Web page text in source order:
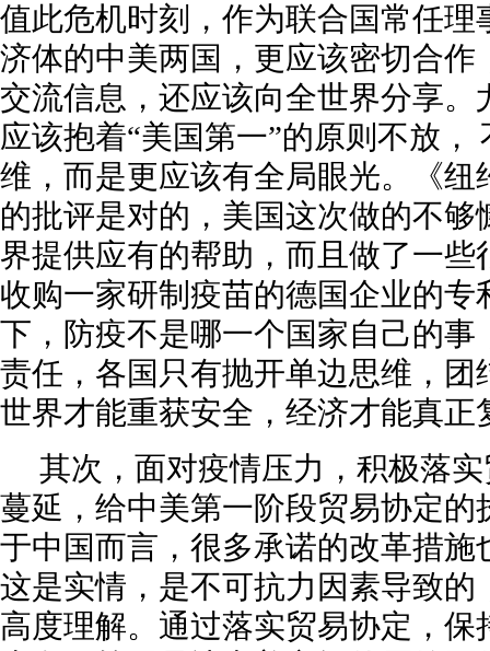
值此危机时刻，作为联合国常任理
济体的中美两国，更应该密切合作
交流信息，还应该向全世界分享。
应该抱着“美国第一”的原则不放，
维，而是更应该有全局眼光。《纽
的批评是对的，美国这次做的不够
界提供应有的帮助，而且做了一些
收购一家研制疫苗的德国企业的专
下，防疫不是哪一个国家自己的事
责任，各国只有抛开单边思维，团
世界才能重获安全，经济才能真正
其次，面对疫情压力，积极落
蔓延，给中美第一阶段贸易协定的
于中国而言，很多承诺的改革措施
这是实情，是不可抗力因素导致的
高度理解。通过落实贸易协定，保